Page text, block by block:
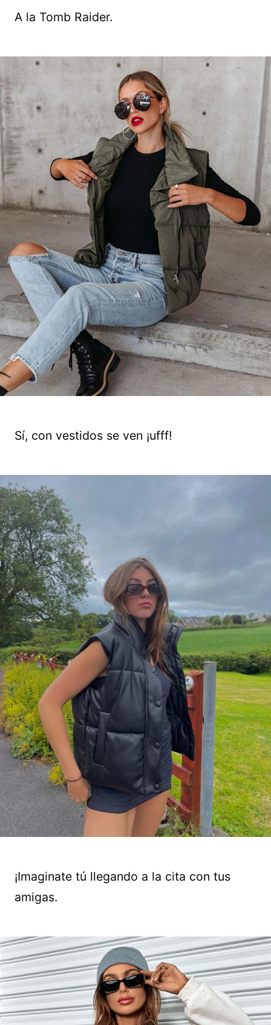
A la Tomb Raider.
Sí, con vestidos se ven ¡ufff!
¡Imaginate tú llegando a la cita con tus
amigas.